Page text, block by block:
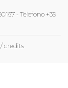
- Telefono +39
/credits